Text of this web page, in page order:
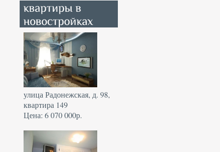
улица Радонежская, д. 98,
квартира 149
Цена: 6 070 000р.